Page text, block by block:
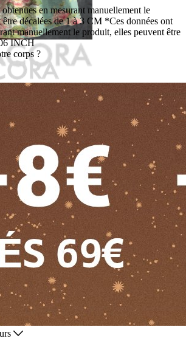
en mesurant manuellement le
décalées de 1 à 3 CM *Ces données ont
manuellement le produit, elles peuvent être
INCH
corps ?